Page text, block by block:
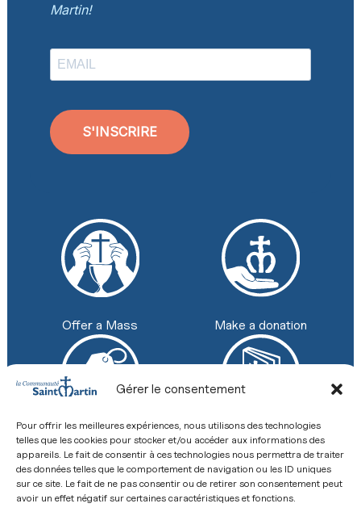
Gérer le consentement
Pour offrir les meilleures expériences, nous utilisons des technologies
telles que les cookies pour stocker et/ou accéder aux informations des
appareils. Le fait de consentir à ces technologies nous permettra de traiter
des données telles que le comportement de navigation ou les ID uniques
sur ce site. Le fait de ne pas consentir ou de retirer son consentement peut
avoir un effet négatif sur certaines caractéristiques et fonctions.
Martin!
S'INSCRIRE
Offer a Mass Make a donation
Shop Review
+33 (0) 2 43 26 12 00
8 Place de la Basilique, 53600 Évron, France
ContactLegal noticePrivacy policy